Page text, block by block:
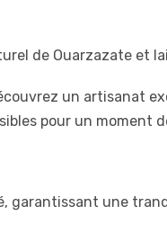
de Ouarzazate et
un artisanat
pour un moment
garantissant une